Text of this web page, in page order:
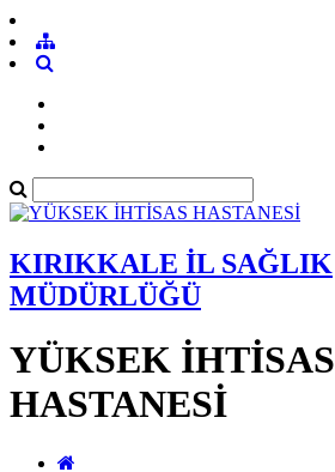
KIRIKKALE İL SAĞLIK
MÜDÜRLÜĞÜ
YÜKSEK İHTİSAS
HASTANESİ